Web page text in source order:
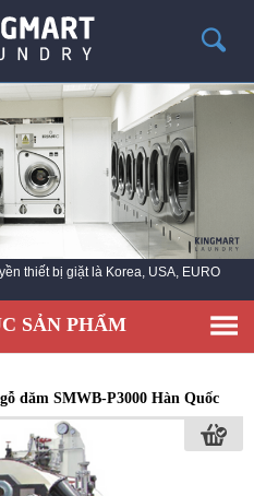
công nghiệp Korea - Máy là khăn
SẢN PHẨM
dăm SMWB-P3000 Hàn Quốc